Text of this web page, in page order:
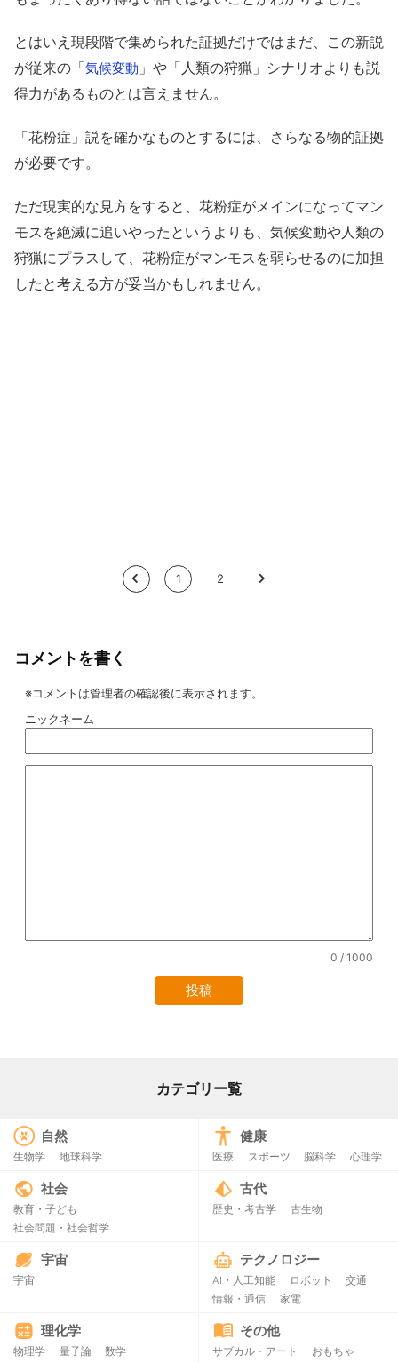
とはいえ現段階で集められた証拠だけではまだ、この新説
が従来の「気候変動 」や「人類の狩猟」シナリオよりも説
得力があるものとは言えません。
「花粉症」説を確かなものとするには、さらなる物的証拠
が必要です。
ただ現実的な見方をすると、花粉症がメインになってマン
モスを絶滅に追いやったというよりも、気候変動や人類の
狩猟にプラスして、花粉症がマンモスを弱らせるのに加担
したと考える方が妥当かもしれません。
< 1 2 >
コメントを書く
※コメントは管理者の確認後に表示されます。
ニックネーム
0 / 1000
カテゴリー覧
自然
生物学 地球科学
健康
医療 スポーツ 脳科学 心理学
社会
教育・子ども
社会問題・社会哲学
古代
歴史・考古学 古生物
宇宙
宇宙
テクノロジー
AI・人工知能 ロボット
交通
情報・通信
家電
理化学
物理学 量子論 数学
その他
サブカル・アート
おもちゃ